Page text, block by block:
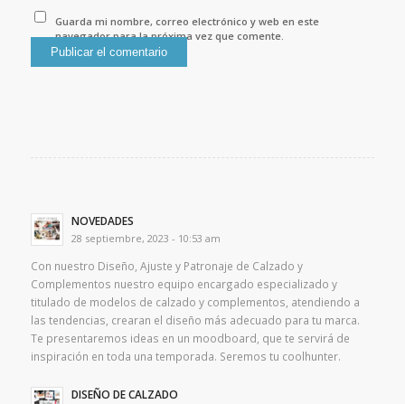
Guarda mi nombre, correo electrónico y web en este
navegador para la próxima vez que comente.
NOVEDADES
28 septiembre, 2023 - 10:53 am
Con nuestro Diseño, Ajuste y Patronaje de Calzado y
Complementos nuestro equipo encargado especializado y
titulado de modelos de calzado y complementos, atendiendo a
las tendencias, crearan el diseño más adecuado para tu marca.
Te presentaremos ideas en un moodboard, que te servirá de
inspiración en toda una temporada. Seremos tu coolhunter.
DISEÑO DE CALZADO